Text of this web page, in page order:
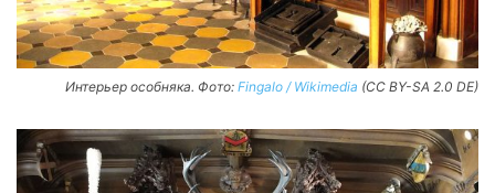
Интерьер особняка. Фото: Fingalo / Wikimedia (CC BY-SA 2.0 DE)